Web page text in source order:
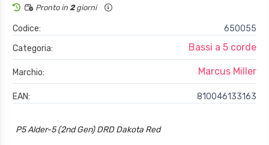
Pronto in 2giorni
Codice:
650055
Categoria:
Bassi a 5 corde
Marchio: Marcus Miller
EAN: 810046133163
P5 Alder-5 (2nd Gen) DRD Dakota Red